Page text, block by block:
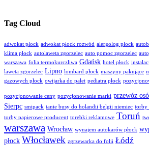
Tag Cloud
adwokat płock adwokat płock rozwód alergolog płock
klima płock autolaweta zgorzelec auto pomoc zgorzelec
warszawa folia termokurczliwa Gdańsk hotel płock
laweta zgorzelec Lipno lombard płock maszyny pakujące
gazowych płock owijarka do palet pediatra płock
pozycjonowanie ceny pozycjonowanie marki przewóz
Sierpc smipack tanie busy do holandii belgii niemiec torby
torby papierowe producent torebki reklamowe Toruń
warszawa Wrocław wynajem autokarów płock
płock Włocławek zgrzewarka do folii Łódź